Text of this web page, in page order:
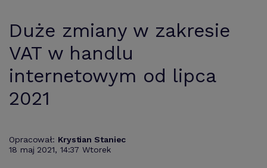
Duże zmiany w zakresie
VAT w handlu
internetowym od lipca
2021
Opracował: Krystian Staniec
18 maj 2021, 14:37 Wtorek